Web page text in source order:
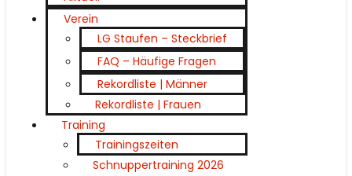
Verein
LG Staufen – Steckbrief
FAQ – Häufige Fragen
Rekordliste | Männer
Rekordliste | Frauen
Training
Trainingszeiten
Schnuppertraining 2026